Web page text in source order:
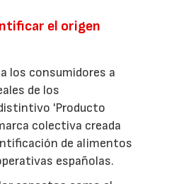
el origen
los consumidores a
de los
'Producto
colectiva creada
de alimentos
españolas.